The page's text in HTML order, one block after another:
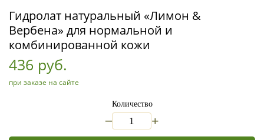
Гидролат натуральный «Лимон &
Вербена» для нормальной и
комбинированной кожи
436 руб.
при заказе на сайте
Количество
+